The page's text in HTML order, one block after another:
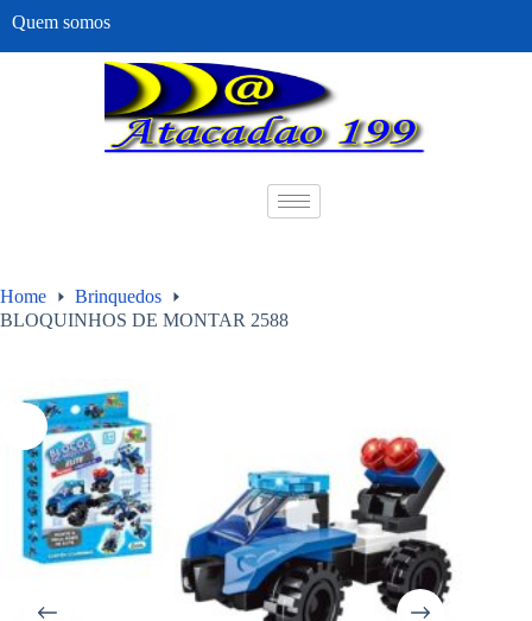
Quem somos
Home
Brinquedos
BLOQUINHOS DE MONTAR 2588